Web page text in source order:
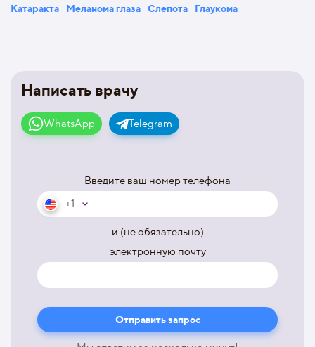
Написать врачу
WhatsApp Telegram
Введите ваш номер телефона
+1
и (не обязательно)
электронную почту
Катаракта Меланома глаза Слепота Глаукома